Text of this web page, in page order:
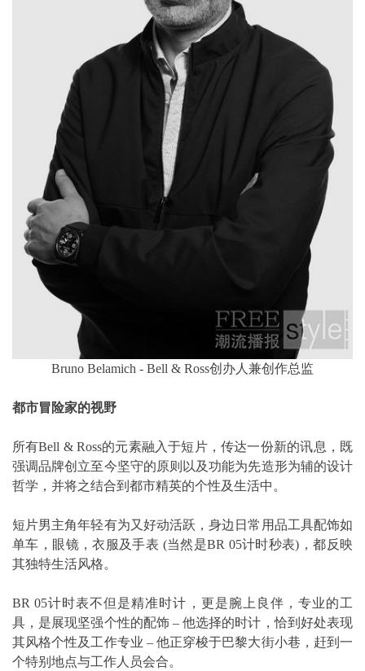
Bruno Belamich - Bell & Ross创办人兼创作总监
都市冒险家的视野
所有Bell & Ross的元素融入于短片，传达一份新的讯息，既
强调品牌创立至今坚守的原则以及功能为先造形为辅的设计
哲学，并将之结合到都市精英的个性及生活中。
短片男主角年轻有为又好动活跃，身边日常用品工具配饰如
单车，眼镜，衣服及手表 (当然是BR 05计时秒表)，都反映
其独特生活风格。
BR 05计时表不但是精准时计，更是腕上良伴，专业的工
具，是展现坚强个性的配饰 – 他选择的时计，恰到好处表现
其风格个性及工作专业 – 他正穿梭于巴黎大街小巷，赶到一
个特别地点与工作人员会合。